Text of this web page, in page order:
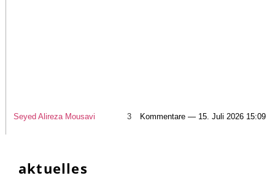
Seyed Alireza Mousavi 3 Kommentare — 15. Juli 2026 15:09
aktuelles